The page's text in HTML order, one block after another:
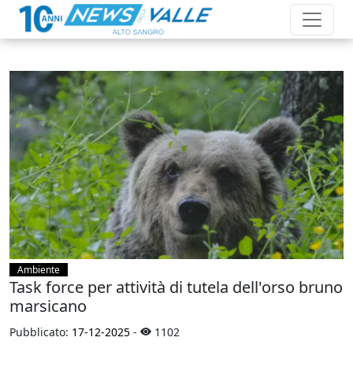
Ambiente
Task force per attività di tutela dell'orso bruno
marsicano
Pubblicato: 17-12-2025 - 1102